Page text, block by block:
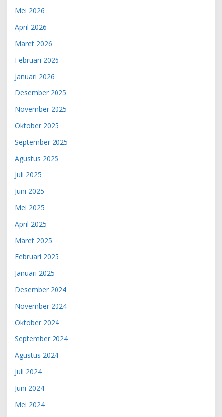
Mei 2026
April 2026
Maret 2026
Februari 2026
Januari 2026
Desember 2025
November 2025
Oktober 2025
September 2025
Agustus 2025
Juli 2025
Juni 2025
Mei 2025
April 2025
Maret 2025
Februari 2025
Januari 2025
Desember 2024
November 2024
Oktober 2024
September 2024
Agustus 2024
Juli 2024
Juni 2024
Mei 2024